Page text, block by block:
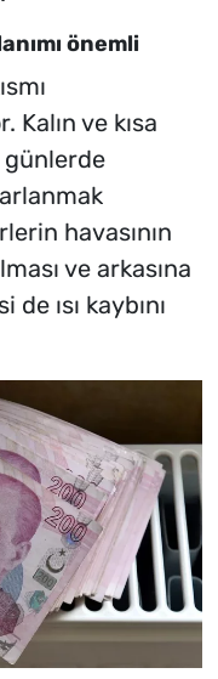
önemli
ve kısa
havasının
ve arkasına
ısı kaybını